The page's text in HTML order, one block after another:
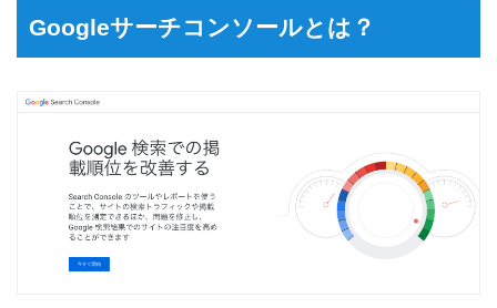
Googleサーチコンソールとは？